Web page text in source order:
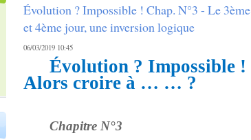
Évolution ? Impossible ! Chap. N°3 - Le 3ème
et 4ème jour, une inversion logique
06/03/2019 10:45
Évolution ? Impossible !
Alors croire à … … ?
Chapitre N°3